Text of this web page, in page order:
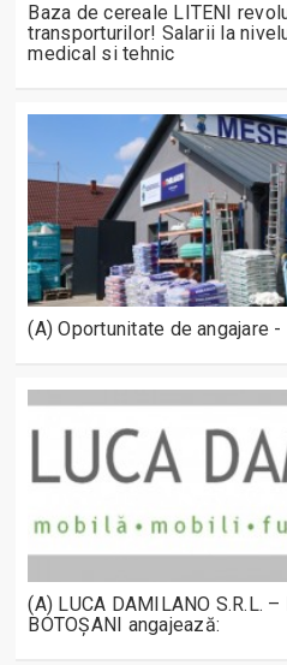
Baza de cereale LITENI
transporturilor! Salarii la
medical si tehnic
(A) Oportunitate de angajare
(A) LUCA DAMILANO S.R.L.
BOTOȘANI angajează: